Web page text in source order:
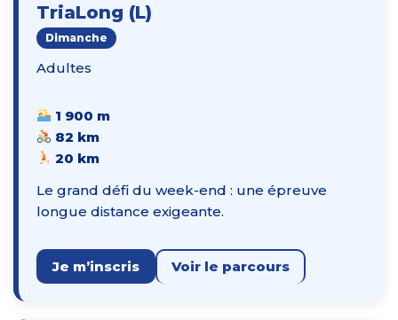
TriaLong (L)
Dimanche
Adultes
1 900 m
82 km
20 km
Le grand défi du week-end : une épreuve
longue distance exigeante.
Je m’inscris Voir le parcours